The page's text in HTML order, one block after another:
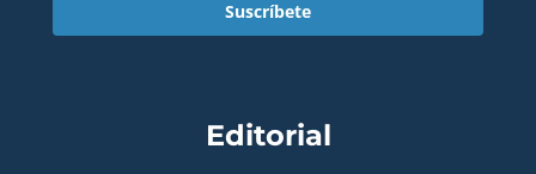
Suscríbete
Editorial